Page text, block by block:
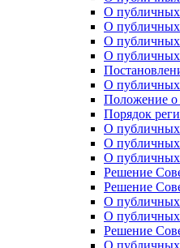
О публичных
О публичных
О публичных
О публичных
О публичных
Положение
Порядок
О публичных
О публичных
О публичных
Решение
Решение
О публичных
О публичных
Решение
О публичных